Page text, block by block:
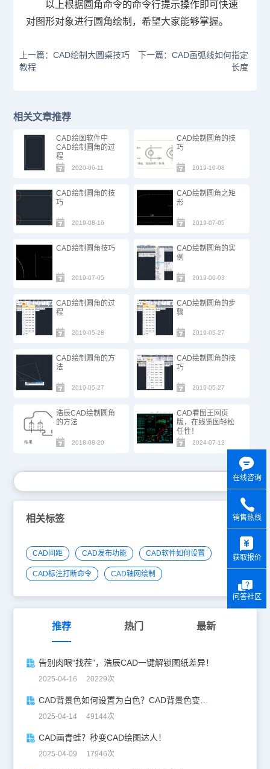
以上根据圆角命令的命令行提示操作即可快速
对图形对象进行圆角绘制，希望大家能够掌握。
上一篇：CAD绘制大圆桌技巧
教程
下一篇：CAD画弧线如何指定
长度
相关文章推荐
CAD绘图软件中
CAD绘制圆角的过
程
2020-06-11
CAD绘制圆角的技
巧
2019-10-08
CAD绘制圆角的技
巧
2019-08-16
CAD绘制圆角之矩
形
2019-07-05
CAD绘制圆角技巧
2019-07-05
CAD绘制圆角的实
例
2019-06-03
CAD绘制圆角的过
程
2019-05-28
CAD绘制圆角的步
骤
2019-05-27
CAD绘制圆角的方
法
2019-05-27
CAD绘制圆角的技
巧
2019-05-27
浩辰CAD绘制圆角
的方法
2018-08-20
CAD看图王网页
版，在线览图轻松
任性！
2024-07-12
相关标签
CAD间距 CAD发布功能 CAD软件如何设置
CAD标注打断命令 CAD轴网绘制
推荐 热门 最新
告别肉眼“找茬”，浩辰CAD一键解锁图纸差异！
2025-04-16 20229次
2025-04-14 49144次
CAD画青蛙？秒变CAD绘图达人！
2025-04-09 17946次
在线咨询
销售热线
获取报价
问答社区